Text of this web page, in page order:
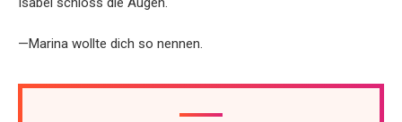
—Marina wollte dich so nennen.